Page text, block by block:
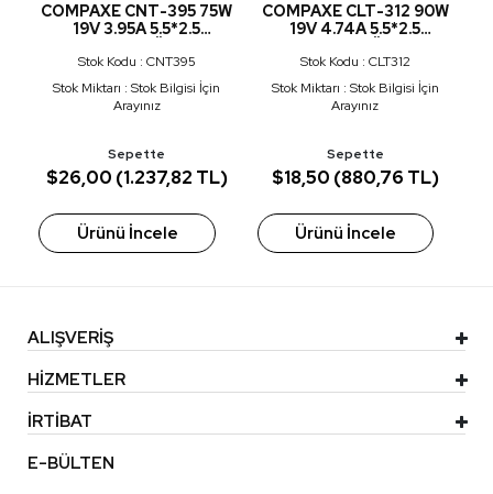
COMPAXE CNT-395 75W
19V 3.95A 5.5*2.5
Stok Kodu : CNT395
Stok Miktarı : Stok Bilgisi İçin
Arayınız
Sepette
$26,00 (1.237,82 TL)
Ürünü İncele
COMPAXE CLT-312 90W
19V 4.74A 5.5*2.5
Stok Kodu : CLT312
Stok Miktarı : Stok Bilgisi İçin
Arayınız
Sepette
$18,50 (880,76 TL)
Ürünü İncele
ALIŞVERİŞ
HİZMETLER
İRTİBAT
E-BÜLTEN